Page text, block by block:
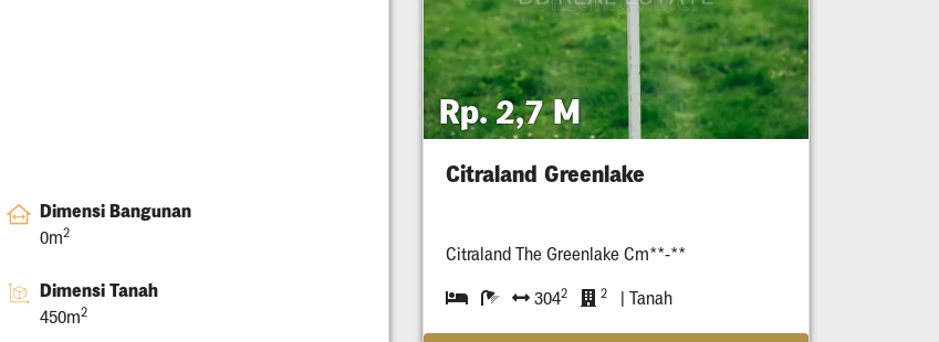
Dimensi Bangunan
0m2
Dimensi Tanah
450m2
Rp. 2,7 M
Citraland Greenlake
Citraland The Greenlake Cm**-**
3042 2 | Tanah